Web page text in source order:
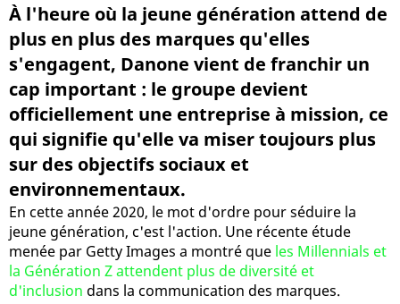
À l'heure où la jeune génération attend de
plus en plus des marques qu'elles
s'engagent, Danone vient de franchir un
cap important : le groupe devient
officiellement une entreprise à mission, ce
qui signifie qu'elle va miser toujours plus
sur des objectifs sociaux et
environnementaux.
En cette année 2020, le mot d'ordre pour séduire la
jeune génération, c'est l'action. Une récente étude
menée par Getty Images a montré que les Millennials et
la Génération Z attendent plus de diversité et
d'inclusion dans la communication des marques.